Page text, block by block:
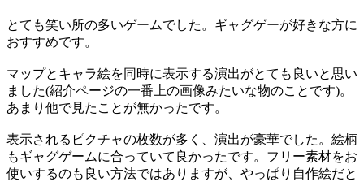
とても笑い所の多いゲームでした。ギャグゲーが好きな方に
おすすめです。
マップとキャラ絵を同時に表示する演出がとても良いと思い
ました(紹介ページの一番上の画像みたいな物のことです)。
あまり他で見たことが無かったです。
表示されるピクチャの枚数が多く、演出が豪華でした。絵柄
もギャグゲームに合っていて良かったです。フリー素材をお
使いするのも良い方法ではありますが、やっぱり自作絵だと